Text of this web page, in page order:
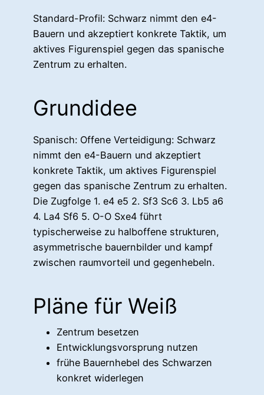
Standard-Profil: Schwarz nimmt den e4-
Bauern und akzeptiert konkrete Taktik, um
aktives Figurenspiel gegen das spanische
Zentrum zu erhalten.
Grundidee
Spanisch: Offene Verteidigung: Schwarz
nimmt den e4-Bauern und akzeptiert
konkrete Taktik, um aktives Figurenspiel
gegen das spanische Zentrum zu erhalten.
Die Zugfolge 1. e4 e5 2. Sf3 Sc6 3. Lb5 a6
4. La4 Sf6 5. O-O Sxe4 führt
typischerweise zu halboffene strukturen,
asymmetrische bauernbilder und kampf
zwischen raumvorteil und gegenhebeln.
Pläne für Weiß
Zentrum besetzen
Entwicklungsvorsprung nutzen
frühe Bauernhebel des Schwarzen
konkret widerlegen